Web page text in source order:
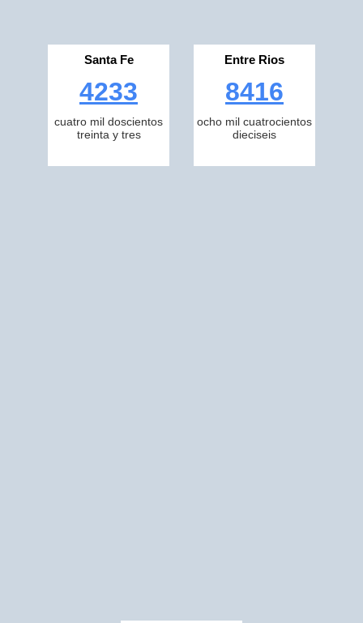
Santa Fe
4233
cuatro mil doscientos
treinta y tres
Entre Rios
8416
ocho mil cuatrocientos
dieciseis